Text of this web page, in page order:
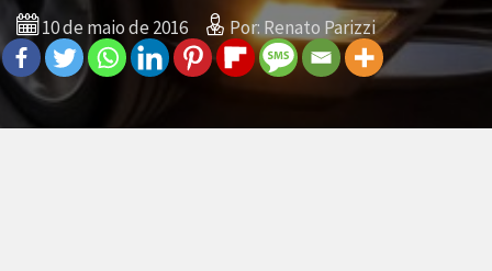
10 de maio de 2016 Por: Renato Parizzi